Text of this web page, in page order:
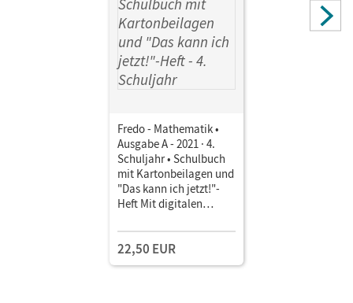
Fredo - Mathematik •
Ausgabe A - 2021 · 4.
Schuljahr • Schulbuch
mit Kartonbeilagen und
"Das kann ich jetzt!"-
Heft Mit digitalen
22,50 EUR